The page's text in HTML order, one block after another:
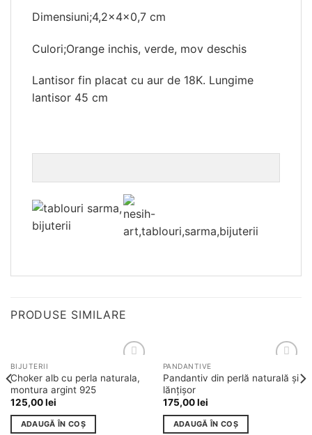
Dimensiuni;4,2x4x0,7 cm
Culori;Orange inchis, verde, mov deschis
Lantisor fin placat cu aur de 18K. Lungime
lantisor 45 cm
PRODUSE SIMILARE
Adauga
la
BIJUTERII
Choker alb cu perla naturala,
montura argint 925
125,00lei
ADAUGĂ ÎN COȘ
Adauga
la
PANDANTIVE
Pandantiv din perlă naturală și
lănțișor
175,00lei
ADAUGĂ ÎN COȘ